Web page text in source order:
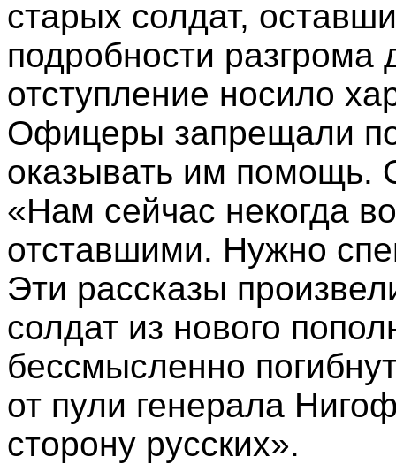
старых солдат,
подробности разгрома
отступление носило
Офицеры запрещали
оказывать им помощь.
«Нам сейчас некогда
отставшими. Нужно
Эти рассказы
солдат из нового
бессмысленно
от пули генерала
сторону русских».